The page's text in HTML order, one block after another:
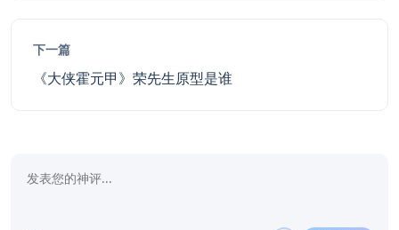
下一篇
《大侠霍元甲》荣先生原型是谁